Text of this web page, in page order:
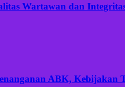
Wartawan dan
ABK,